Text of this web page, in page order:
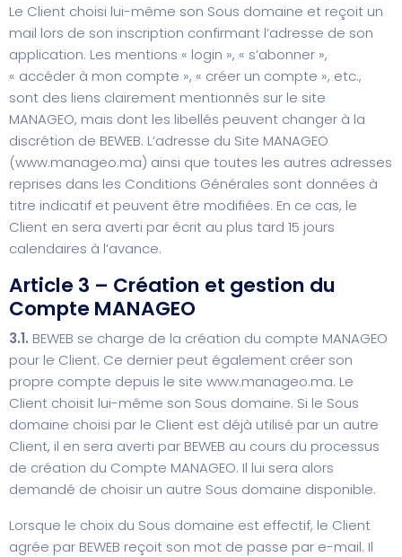
Le Client choisi lui-même son Sous domaine et reçoit un
mail lors de son inscription confirmant l’adresse de son
application. Les mentions « login », « s’abonner »,
« accéder à mon compte », « créer un compte », etc.,
sont des liens clairement mentionnés sur le site
MANAGEO, mais dont les libellés peuvent changer à la
discrétion de BEWEB. L’adresse du Site MANAGEO
(www.manageo.ma) ainsi que toutes les autres adresses
reprises dans les Conditions Générales sont données à
titre indicatif et peuvent être modifiées. En ce cas, le
Client en sera averti par écrit au plus tard 15 jours
calendaires à l’avance.
Article 3 – Création et gestion du
Compte MANAGEO
3.1. BEWEB se charge de la création du compte MANAGEO
pour le Client. Ce dernier peut également créer son
propre compte depuis le site www.manageo.ma. Le
Client choisit lui-même son Sous domaine. Si le Sous
domaine choisi par le Client est déjà utilisé par un autre
Client, il en sera averti par BEWEB au cours du processus
de création du Compte MANAGEO. Il lui sera alors
demandé de choisir un autre Sous domaine disponible.
Lorsque le choix du Sous domaine est effectif, le Client
agrée par BEWEB reçoit son mot de passe par e-mail. Il